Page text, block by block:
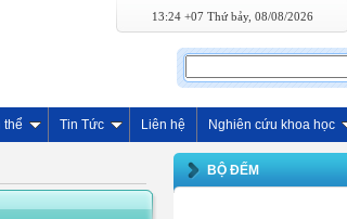
13:24 +07 Thứ bảy, 08/08/2026
thể Tin Tức Liên hệ Nghiên cứu khoa học
BỘ ĐẾM